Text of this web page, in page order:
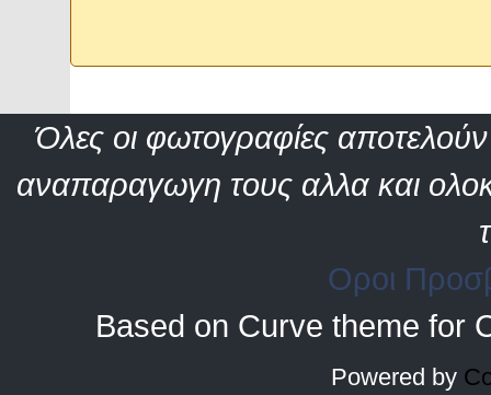
Όλες οι φωτογραφίες αποτελούν
αναπαραγωγη τους αλλα και
Οροι
Based on Curve theme for
Powered by